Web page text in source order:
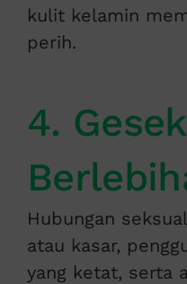
kulit kelamin
perih.
4.
Hubungan
atau kasar,
yang ketat, serta